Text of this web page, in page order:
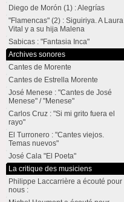
Diego de Morón (1) : Alegrías
"Flamencas" (2) : Siguiriya. A Laura
Vital y a su hija Malena
Sabicas : "Fantasia Inca"
Archives sonores
Cantes de Morente
Cantes de Estrella Morente
José Menese : "Cantes de José
Menese" / "Menese"
Carlos Cruz : "Si mi grito fuera el
rayo"
El Turronero : "Cantes viejos.
Temas nuevos"
José Cala "El Poeta"
La critique des musiciens
Philippe Laccarrière a écouté pour
nous :